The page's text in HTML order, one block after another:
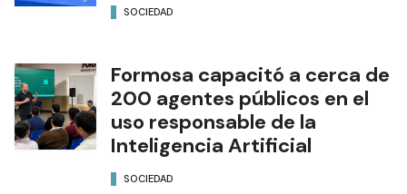
SOCIEDAD
Formosa capacitó a cerca de
200 agentes públicos en el
uso responsable de la
Inteligencia Artificial
SOCIEDAD